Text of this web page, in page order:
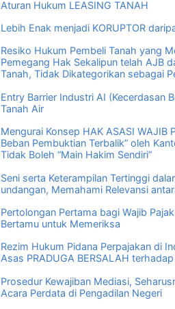
Aturan Hukum LEASING TANAH
Lebih Enak menjadi KORUPTOR
Resiko Hukum Pembeli Tanah yang
Pemegang Hak Sekalipun telah AJB
Tanah, Tidak Dikategorikan sebagai
Entry Barrier Industri AI (Kecerdasan
Tanah Air
Mengurai Konsep HAK ASASI WAJIB
Beban Pembuktian Terbalik” oleh
Tidak Boleh “Main Hakim Sendiri”
Seni serta Keterampilan Tertinggi
undangan, Memahami Relevansi
Pertolongan Pertama bagi Wajib
Bertamu untuk Memeriksa
Rezim Hukum Pidana Perpajakan di
Asas PRADUGA BERSALAH
Prosedur Kewajiban Mediasi,
Acara Perdata di Pengadilan Negeri